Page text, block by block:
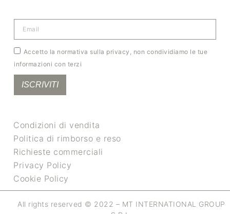
Accetto la normativa sulla privacy, non condividiamo le tue
informazioni con terzi
ISCRIVITI
Condizioni di vendita
Politica di rimborso e reso
Richieste commerciali
Privacy Policy
Cookie Policy
All rights reserved © 2022 – MT INTERNATIONAL GROUP